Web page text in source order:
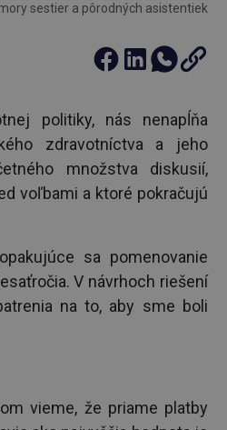
sestier a pôrodných asistentiek
politiky, nás nenapĺňa
zdravotníctva a jeho
množstva diskusií,
voľbami a ktoré pokračujú
sa pomenovanie
V návrhoch riešení
na to, aby sme boli
vieme, že priame platby